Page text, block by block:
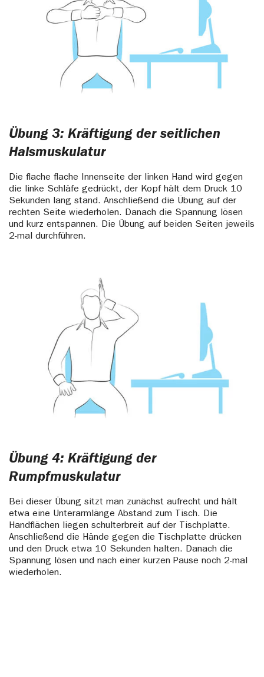
Übung 3: Kräftigung der seitlichen
Halsmuskulatur
Die flache flache Innenseite der linken Hand wird gegen
die linke Schläfe gedrückt, der Kopf hält dem Druck 10
Sekunden lang stand. Anschließend die Übung auf der
rechten Seite wiederholen. Danach die Spannung lösen
und kurz entspannen. Die Übung auf beiden Seiten jeweils
2-mal durchführen.
Übung 4: Kräftigung der
Rumpfmuskulatur
Bei dieser Übung sitzt man zunächst aufrecht und hält
etwa eine Unterarmlänge Abstand zum Tisch. Die
Handflächen liegen schulterbreit auf der Tischplatte.
Anschließend die Hände gegen die Tischplatte drücken
und den Druck etwa 10 Sekunden halten. Danach die
Spannung lösen und nach einer kurzen Pause noch 2-mal
wiederholen.